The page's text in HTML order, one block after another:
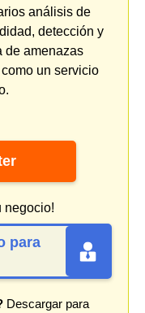
análisis de
detección y
de amenazas
como un servicio
negocio!
para
Descargar para